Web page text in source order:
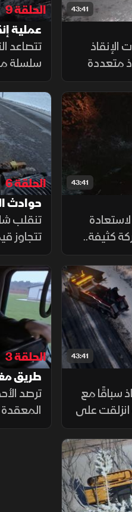
43:41
الإنقاذ
متعددة
يتعاون
حاوية
الحلقة 9
عملية
تتصاعد
سلسلة
مهارات
سواء.
43:41
كثيفة..
مع
تحت
الحلقة 6
حوادث
تنقلب
تتجاوز
منطقة
ما يسبب
لإعادة
43:41
سباقًا مع
على
دودز فريقًا
طريق
الحلقة 3
طريق
ترصد
تنحرف